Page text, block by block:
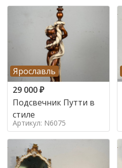
Ярославль
29 000₽
Подсвечник Путти в
стиле
Артикул: N6075